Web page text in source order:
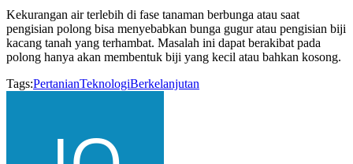
Kekurangan air terlebih di fase tanaman berbunga atau saat
pengisian polong bisa menyebabkan bunga gugur atau pengisian biji
kacang tanah yang terhambat. Masalah ini dapat berakibat pada
polong hanya akan membentuk biji yang kecil atau bahkan kosong.
Tags:PertanianTeknologiBerkelanjutan